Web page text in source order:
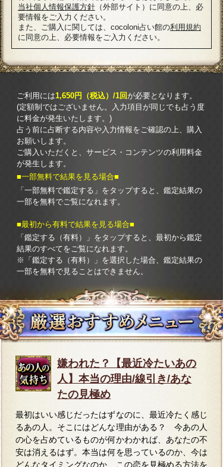
当社個人情報保護方針（外部サイト）に同意の上、必
要情報をご入力ください。
また、ご購入に関しては、cocoloni占い館の利用規約
に同意の上、必要情報をご入力ください。
ご利用には1,650円（税込）/1回が必要となります。
(定額制ではございません。入力項目が同じでも占う度
に料金が発生いたします。)
占う前に占断する内容や入力情報をご確認の上、購入
お願いします。
ご購入いただくと、サービス・コンテンツの利用料金
が発生します。
■一部無料で結果を見る場合■
「一部無料で鑑定する」を タップすると、鑑定結果の
一部を無料でご覧になれます。
■最初から有料で結果を見る場合■
「鑑定する（有料）」を タップすると、最初から鑑定
結果のすべてをご覧になれます。
※「鑑定する（有料）」を選択した場合、鑑定結果の
一部を無料で見ることはできません。
嫌われた？【最近冷たいあの
人】本当の理由/線引き/あな
たの見極め
最初はいい感じだったはずなのに、最近冷たく感じ
るあの人。そこにはどんな理由がある？ 今あの人
の心を占めているものが何かわかれば、あなたの不
安は消えるはず。本当は何を思っているのか、今は
どんなタイミングなのか、この恋を見極める方法を